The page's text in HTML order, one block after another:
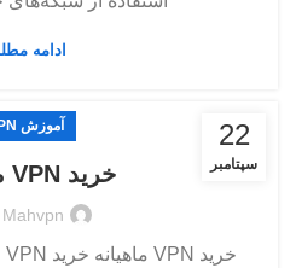
ادامه
22
سپتامبر
آموزش VPN
خرید VPN ماهیانه
Mahvpn